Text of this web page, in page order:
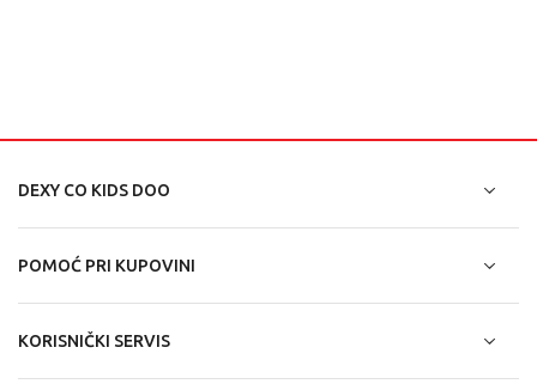
DEXY CO KIDS DOO
POMOĆ PRI KUPOVINI
KORISNIČKI SERVIS